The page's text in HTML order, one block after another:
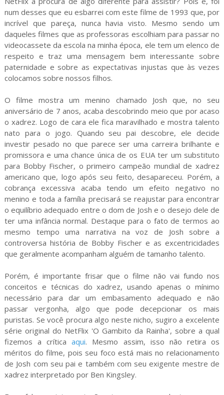
num desses que eu esbarrei com este filme de 1993 que, por
incrível que pareça, nunca havia visto. Mesmo sendo um
daqueles filmes que as professoras escolhiam para passar no
videocassete da escola na minha época, ele tem um elenco de
respeito e traz uma mensagem bem interessante sobre
paternidade e sobre as expectativas injustas que às vezes
colocamos sobre nossos filhos.
O filme mostra um menino chamado Josh que, no seu
aniversário de 7 anos, acaba descobrindo meio que por acaso
o xadrez. Logo de cara ele fica maravilhado e mostra talento
nato para o jogo. Quando seu pai descobre, ele decide
investir pesado no que parece ser uma carreira brilhante e
promissora e uma chance única de os EUA ter um substituto
para Bobby Fischer, o primeiro campeão mundial de xadrez
americano que, logo após seu feito, desapareceu. Porém, a
cobrança excessiva acaba tendo um efeito negativo no
menino e toda a família precisará se reajustar para encontrar
o equilíbrio adequado entre o dom de Josh e o desejo dele de
ter uma infância normal. Destaque para o fato de termos ao
mesmo tempo uma narrativa na voz de Josh sobre a
controversa história de Bobby Fischer e as excentricidades
que geralmente acompanham alguém de tamanho talento.
Porém, é importante frisar que o filme não vai fundo nos
conceitos e técnicas do xadrez, usando apenas o mínimo
necessário para dar um embasamento adequado e não
passar vergonha, algo que pode decepcionar os mais
puristas. Se você procura algo neste nicho, sugiro a excelente
série original do NetFlix 'O Gambito da Rainha', sobre a qual
fizemos a críticaaqui. Mesmo assim, isso não retira os
méritos do filme, pois seu foco está mais no relacionamento
de Josh com seu pai e também com seu exigente mestre de
xadrez interpretado por Ben Kingsley.